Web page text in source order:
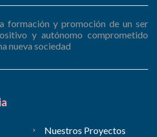
formación y promoción de un ser
y autónomo comprometido
nueva sociedad
Nuestros Proyectos